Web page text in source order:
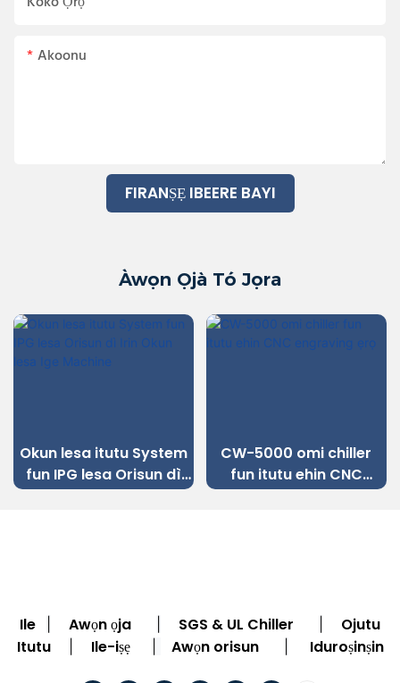
Akoonu
FIRANṢẸ IBEERE BAYI
Àwọn Ọjà Tó Jọra
Okun lesa itutu System
fun IPG lesa Orisun dì
Irin Okun lesa Ige
CW-5000 omi chiller
fun itutu ehin CNC
engraving ẹrọ
Ile Awọn ọja SGS & UL Chiller
Ojutu
Itutu
Ile-iṣẹ Awọn orisun Iduroṣinṣin